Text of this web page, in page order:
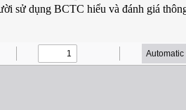
sử dụng BCTC hiểu và đánh giá